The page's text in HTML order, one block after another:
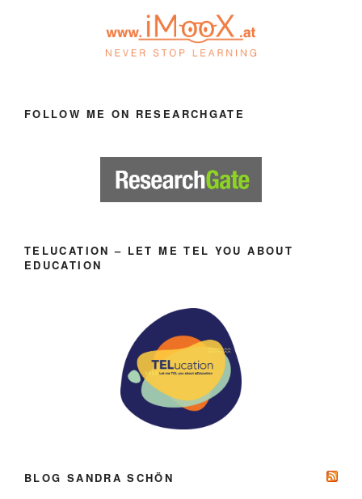
FOLLOW ME ON RESEARCHGATE
TELUCATION – LET ME TEL YOU ABOUT
EDUCATION
BLOG SANDRA SCHÖN